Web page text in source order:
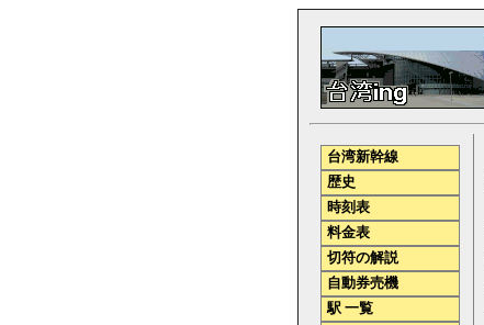
台湾新幹線
歴史
時刻表
料金表
切符の解説
自動券売機
駅 一覧